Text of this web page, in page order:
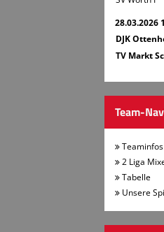
28.03.2026
DJK
TV Markt
Team-
Teaminfos
2 Liga
Tabelle
Unsere